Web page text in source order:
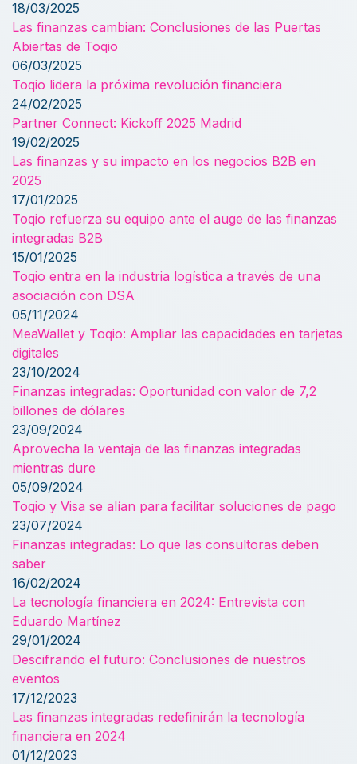
18/03/2025
Las finanzas cambian: Conclusiones de las Puertas
Abiertas de Toqio
06/03/2025
Toqio lidera la próxima revolución financiera
24/02/2025
Partner Connect: Kickoff 2025 Madrid
19/02/2025
Las finanzas y su impacto en los negocios B2B en
2025
17/01/2025
Toqio refuerza su equipo ante el auge de las finanzas
integradas B2B
15/01/2025
Toqio entra en la industria logística a través de una
asociación con DSA
05/11/2024
MeaWallet y Toqio: Ampliar las capacidades en tarjetas
digitales
23/10/2024
Finanzas integradas: Oportunidad con valor de 7,2
billones de dólares
23/09/2024
Aprovecha la ventaja de las finanzas integradas
mientras dure
05/09/2024
Toqio y Visa se alían para facilitar soluciones de pago
23/07/2024
Finanzas integradas: Lo que las consultoras deben
saber
16/02/2024
La tecnología financiera en 2024: Entrevista con
Eduardo Martínez
29/01/2024
Descifrando el futuro: Conclusiones de nuestros
eventos
17/12/2023
Las finanzas integradas redefinirán la tecnología
financiera en 2024
01/12/2023